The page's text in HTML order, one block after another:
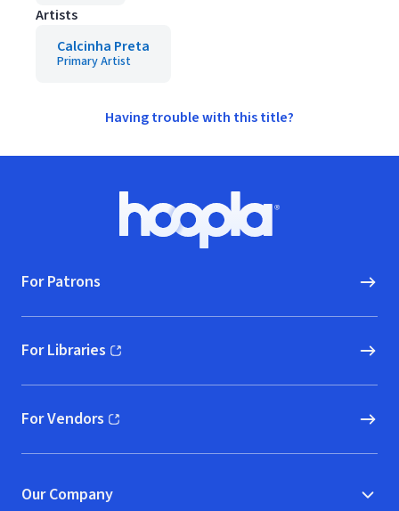
Artists
Calcinha Preta
Primary Artist
Having trouble with this title?
Hoopla logo, Go to homepage
For Patrons
For Libraries
(opens in new window)
For Vendors
(opens in new window)
Our Company